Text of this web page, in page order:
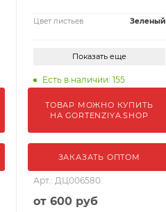
Цвет листьев Зеленый
Показать еще
Есть в наличии: 155
ТОВАР МОЖНО КУПИТЬ
НА GORTENZIYA.SHOP
ЗАКАЗАТЬ ОПТОМ
Арт.: ДЦ006580
от 600 руб